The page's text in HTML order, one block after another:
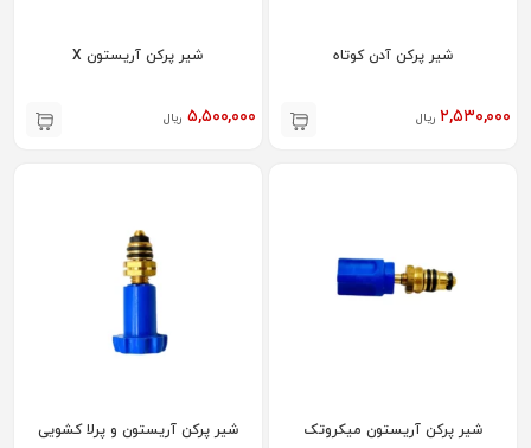
شیر پرکن آدن کوتاه
۲,۵۳۰,۰۰۰ ریال
شیر پرکن آریستون X
۵,۵۰۰,۰۰۰ ریال
شیر پرکن آریستون میکروتک شیر پرکن آریستون و پرلا کشویی